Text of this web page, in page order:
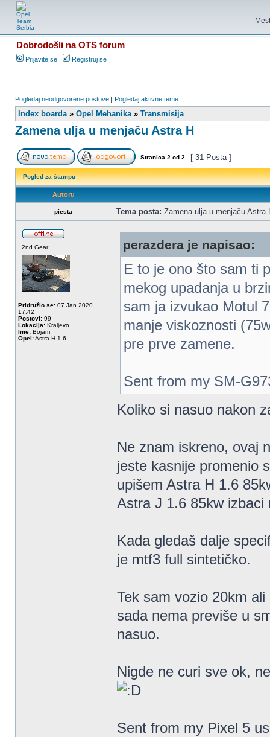
Dobrodošli na OTS forum
Prijavite se Registruj se
Pogledaj neodgovorene postove | Pogledaj aktivne teme
Index boarda» Opel Mehanika» Transmisija
Zamena ulja u menjaču Astra H
Stranica 2 od 2 [ 31 Posta ]
Pogled za štampu
Autoru
piesta Tema posta: Zamena ulja u menjaču Astra
2nd Gear
Pridružio se: 07 Jan 2020
17:42
Postovi: 99
Lokacija: Kraljevo
Ime: Bojam
Opel:Astra H 1.6
perazdera je napisao:
E to je ono što sam ti
mekog upadanja u
sam ja izvukao Motul
manje viskoznosti
pre prve zamene.
Sent from my SM-
Koliko si nasuo nakon
Ne znam iskreno, ovaj
jeste kasnije promenio
upišem Astra H 1.6
Astra J 1.6 85kw
Kada gledaš dalje
je mtf3 full sintetičko.
Tek sam vozio 20km
sada nema previše u
nasuo.
Nigde ne curi sve ok,
Sent from my Pixel 5